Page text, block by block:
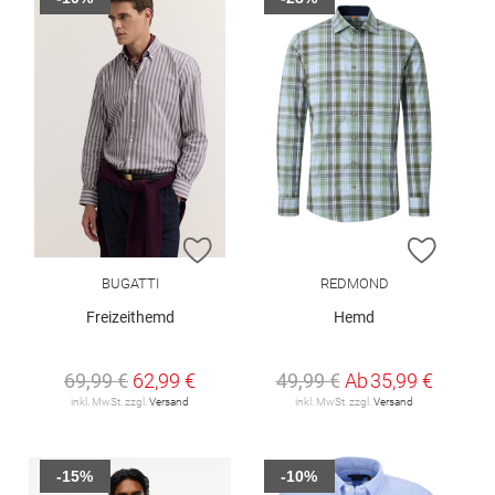
ZUR WUNSCHLISTE HINZUFÜGEN
BUGATTI
Freizeithemd
69,99 € 62,99 €
inkl. MwSt. zzgl.Versand
ZUR
REDMOND
Hemd
49,99 € Ab35,99 €
inkl. MwSt. zzgl.Versand
-15% -10%